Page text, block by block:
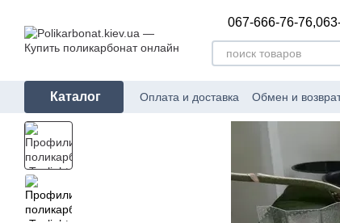
067-666-76-76,
Каталог Оплата и доставка Обмен и